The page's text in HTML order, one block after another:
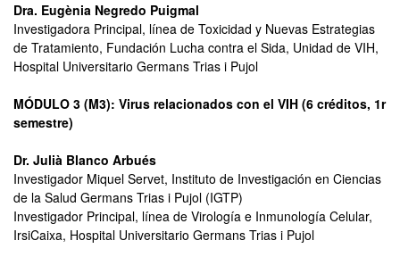
Dra. Eugènia Negredo Puigmal
Investigadora Principal, línea de Toxicidad y Nuevas Estrategias
de Tratamiento, Fundación Lucha contra el Sida, Unidad de VIH,
Hospital Universitario Germans Trias i Pujol
MÓDULO 3 (M3): Virus relacionados con el VIH (6 créditos, 1r
semestre)
Dr. Julià Blanco Arbués
Investigador Miquel Servet, Instituto de Investigación en Ciencias
de la Salud Germans Trias i Pujol (IGTP)
Investigador Principal, línea de Virología e Inmunología Celular,
IrsiCaixa, Hospital Universitario Germans Trias i Pujol